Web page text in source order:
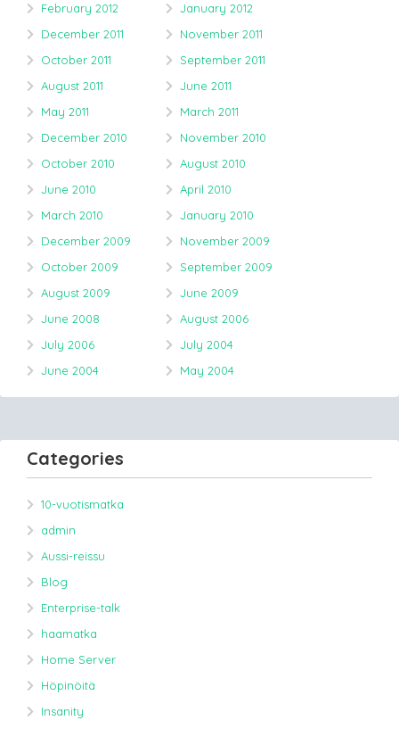
February 2012
January 2012
December 2011
November 2011
October 2011
September 2011
August 2011
June 2011
May 2011
March 2011
December 2010
November 2010
October 2010
August 2010
June 2010
April 2010
March 2010
January 2010
December 2009
November 2009
October 2009
September 2009
August 2009
June 2009
June 2008
August 2006
July 2006
July 2004
June 2004
May 2004
Categories
10-vuotismatka
admin
Aussi-reissu
Blog
Enterprise-talk
haamatka
Home Server
Höpinöitä
Insanity